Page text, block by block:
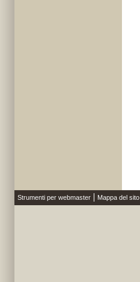
Strumenti per webmaster Mappa del sito